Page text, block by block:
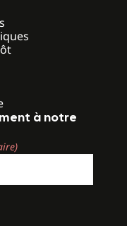
à notre